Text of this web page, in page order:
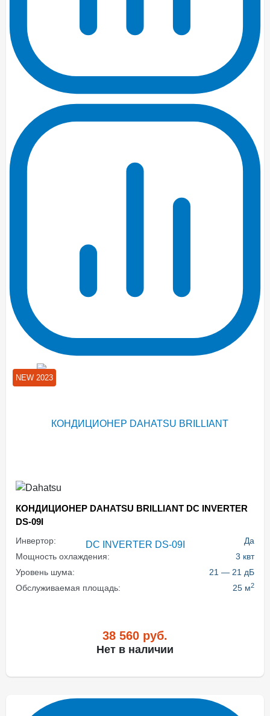
NEW 2023
КОНДИЦИОНЕР DAHATSU BRILLIANT DC INVERTER
DS-09I
Инвертор:
Да
Мощность охлаждения:
3 квт
Уровень шума:
21 — 21 дБ
Обслуживаемая площадь:
25 м2
38 560 руб.
Нет в наличии